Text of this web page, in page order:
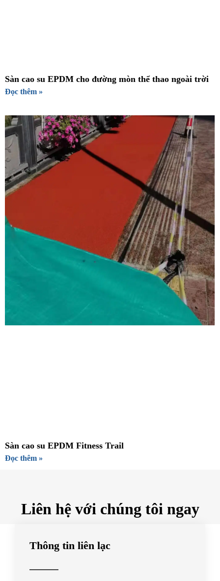
Sàn cao su EPDM cho đường mòn thể thao ngoài trời
Đọc thêm »
Sàn cao su EPDM Fitness Trail
Đọc thêm »
Liên hệ với chúng tôi ngay
Thông tin liên lạc